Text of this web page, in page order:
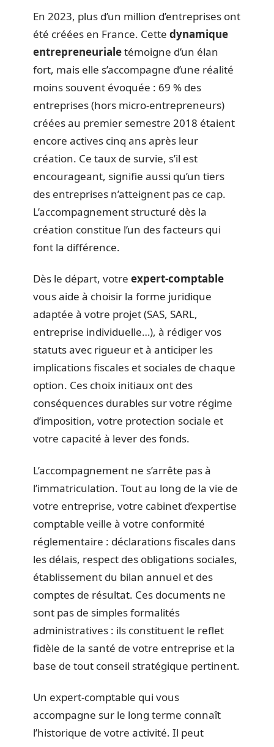
En 2023, plus d’un million d’entreprises ont
été créées en France. Cette dynamique
entrepreneurialetémoigne d’un élan
fort, mais elle s’accompagne d’une réalité
moins souvent évoquée : 69 % des
entreprises (hors micro-entrepreneurs)
créées au premier semestre 2018 étaient
encore actives cinq ans après leur
création. Ce taux de survie, s’il est
encourageant, signifie aussi qu’un tiers
des entreprises n’atteignent pas ce cap.
L’accompagnement structuré dès la
création constitue l’un des facteurs qui
font la différence.
Dès le départ, votre expert-comptable
vous aide à choisir la forme juridique
adaptée à votre projet (SAS, SARL,
entreprise individuelle…), à rédiger vos
statuts avec rigueur et à anticiper les
implications fiscales et sociales de chaque
option. Ces choix initiaux ont des
conséquences durables sur votre régime
d’imposition, votre protection sociale et
votre capacité à lever des fonds.
L’accompagnement ne s’arrête pas à
l’immatriculation. Tout au long de la vie de
votre entreprise, votre cabinet d’expertise
comptable veille à votre conformité
réglementaire : déclarations fiscales dans
les délais, respect des obligations sociales,
établissement du bilan annuel et des
comptes de résultat. Ces documents ne
sont pas de simples formalités
administratives : ils constituent le reflet
fidèle de la santé de votre entreprise et la
base de tout conseil stratégique pertinent.
Un expert-comptable qui vous
accompagne sur le long terme connaît
l’historique de votre activité. Il peut